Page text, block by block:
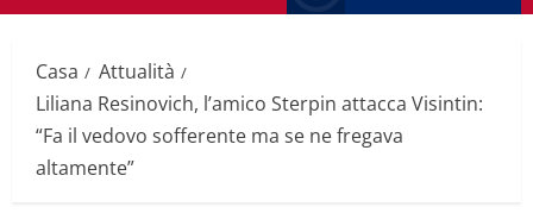
Casa
Attualità
Liliana Resinovich, l’amico Sterpin attacca Visintin:
“Fa il vedovo sofferente ma se ne fregava
altamente”